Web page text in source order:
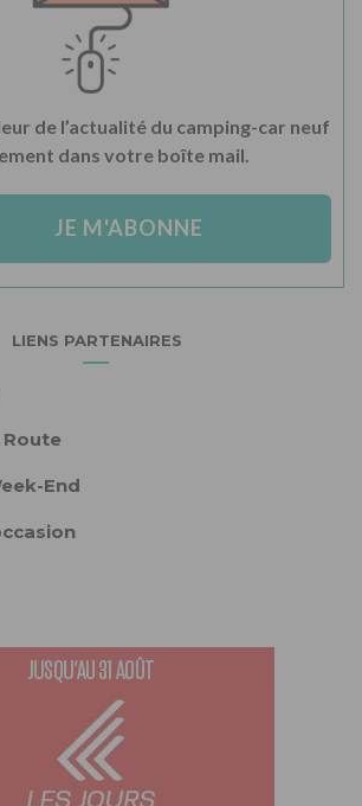
de l’actualité du camping-car neuf
dans votre boîte mail.
JE M'ABONNE
LIENS PARTENAIRES
Route
End